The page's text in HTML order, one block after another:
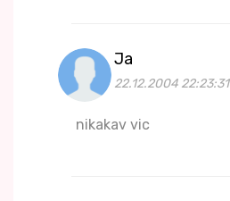
Ja
22.12.2004 22:23:31
nikakav vic